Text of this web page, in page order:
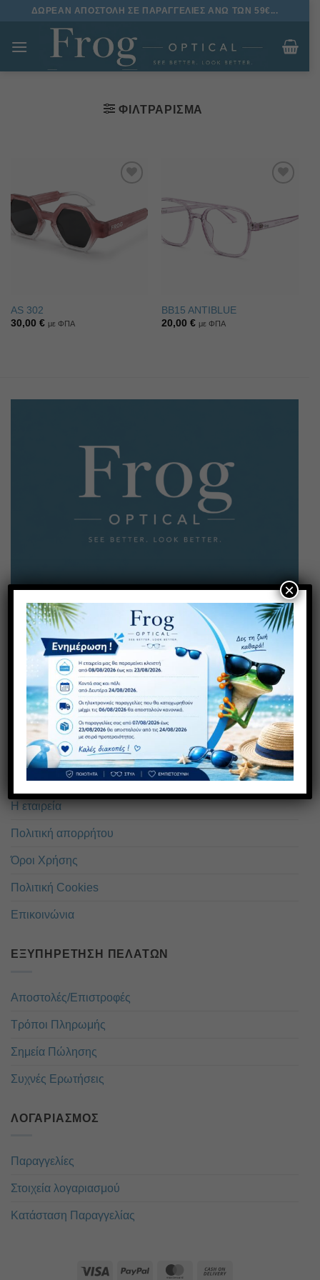
Μετάβαση
περιεχόμενο
ΔΩΡΕΑΝ ΑΠΟΣΤΟΛΗ ΣΕ ΠΑΡΑΓΓΕΛΙΕΣ ΑΝΩ ΤΩΝ 59€...
ΦΙΛΤΡΆΡΙΣΜΑ
επιθυμιών
AS 302
30,00 € με ΦΠΑ
BB15 ANTIBLUE
20,00€ με ΦΠΑ
Έχετε κάποια απορία; Καλέστε μας!
211 118 1554
08:00 - 16:00
ΠΛΗΡΟΦΟΡΊΕΣ
Η εταιρεία
Πολιτική απορρήτου
Όροι Χρήσης
Πολιτική Cookies
Επικοινώνια
ΕΞΥΠΗΡΈΤΗΣΗ ΠΕΛΑΤΏΝ
Αποστολές/Επιστροφές
Τρόποι Πληρωμής
Σημεία Πώλησης
Συχνές Ερωτήσεις
ΛΟΓΑΡΙΑΣΜΌΣ
Παραγγελίες
Στοιχεία λογαριασμού
Κατάσταση Παραγγελίας
×